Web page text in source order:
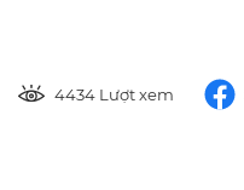
4434 Lượt xem